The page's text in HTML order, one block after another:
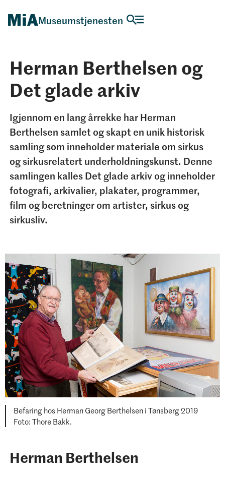
Museumstjenesten
Herman Berthelsen og
Det glade arkiv
Igjennom en lang årrekke har Herman
Berthelsen samlet og skapt en unik historisk
samling som inneholder materiale om sirkus
og sirkusrelatert underholdningskunst. Denne
samlingen kalles Det glade arkiv og inneholder
fotografi, arkivalier, plakater, programmer,
film og beretninger om artister, sirkus og
sirkusliv.
Befaring hos Herman Georg Berthelsen i Tønsberg 2019
Foto: Thore Bakk.
Herman Berthelsen